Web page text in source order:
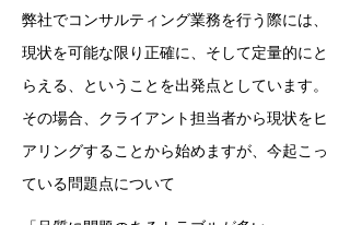
弊社でコンサルティング業務を行う際には、
現状を可能な限り正確に、そして定量的にと
らえる、ということを出発点としています。
その場合、クライアント担当者から現状をヒ
アリングすることから始めますが、今起こっ
ている問題点について